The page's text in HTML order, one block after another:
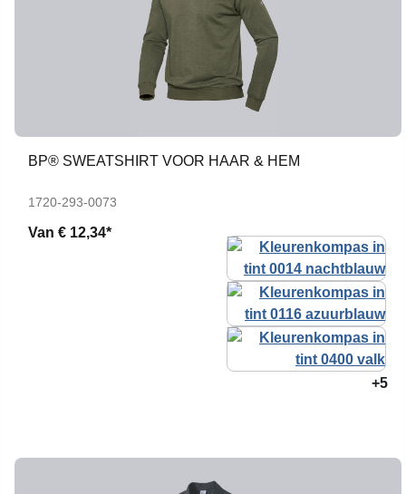
BP® SWEATSHIRT VOOR HAAR & HEM
1720-293-0073
Van € 12,34*
+5